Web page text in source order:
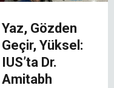
Yaz, Gözden
Geçir, Yüksel:
IUS’ta Dr.
Amitabh